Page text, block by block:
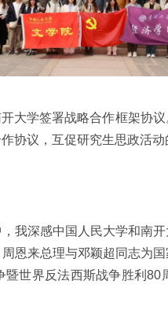
大学签署战略合作框架协
协议，互促研究生思政活动
我深感中国人民大学和南
恩来总理与邓颖超同志为
世界反法西斯战争胜利